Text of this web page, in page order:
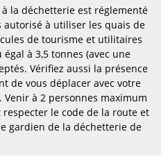
la déchetterie est réglementé
à utiliser les quais de
de tourisme et utilitaires
à 3,5 tonnes (avec une
Vérifiez aussi la présence
de vous déplacer avec votre
Venir à 2 personnes maximum
le code de la route et
gardien de la déchetterie de